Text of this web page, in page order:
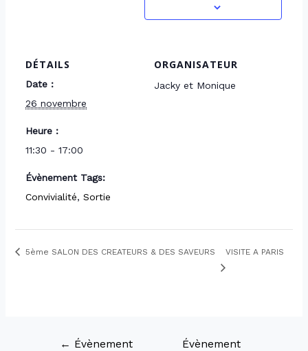
DÉTAILS
Date :
26 novembre
Heure :
11:30 - 17:00
Évènement Tags:
Convivialité,Sortie
ORGANISATEUR
Jacky et Monique
5ème SALON DES CREATEURS & DES SAVEURS VISITE A PARIS
← Évènement
Évènement